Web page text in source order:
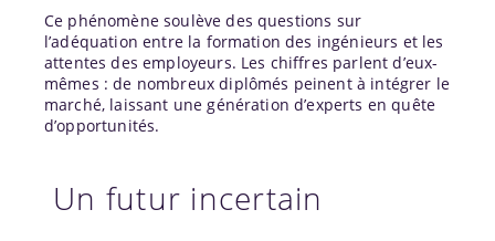
Ce phénomène soulève des questions sur
l’adéquation entre la formation des ingénieurs et les
attentes des employeurs. Les chiffres parlent d’eux-
mêmes : de nombreux diplômés peinent à intégrer le
marché, laissant une génération d’experts en quête
d’opportunités.
Un futur incertain